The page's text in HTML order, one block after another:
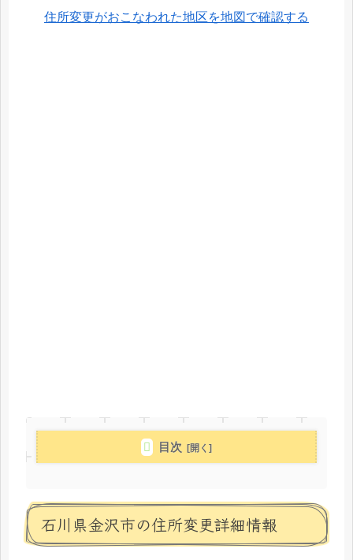
住所変更がおこなわれた地区を地図で確認する
目次
石川県金沢市の住所変更詳細情報